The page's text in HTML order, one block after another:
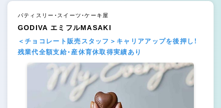
パティスリー・スイーツ・ケーキ屋
GODIVA エミフルMASAKI
＜チョコレート販売スタッフ＞キャリアアップを後押し！
残業代全額支給・産休育休取得実績あり